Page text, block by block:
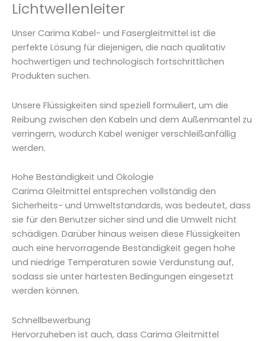
Lichtwellenleiter
Unser Carima Kabel- und Fasergleitmittel ist die
perfekte Lösung für diejenigen, die nach qualitativ
hochwertigen und technologisch fortschrittlichen
Produkten suchen.
Unsere Flüssigkeiten sind speziell formuliert, um die
Reibung zwischen den Kabeln und dem Außenmantel zu
verringern, wodurch Kabel weniger verschleißanfällig
werden.
Hohe Beständigkeit und Ökologie
Carima Gleitmittel entsprechen vollständig den
Sicherheits- und Umweltstandards, was bedeutet, dass
sie für den Benutzer sicher sind und die Umwelt nicht
schädigen. Darüber hinaus weisen diese Flüssigkeiten
auch eine hervorragende Beständigkeit gegen hohe
und niedrige Temperaturen sowie Verdunstung auf,
sodass sie unter härtesten Bedingungen eingesetzt
werden können.
Schnellbewerbung
Hervorzuheben ist auch, dass Carima Gleitmittel